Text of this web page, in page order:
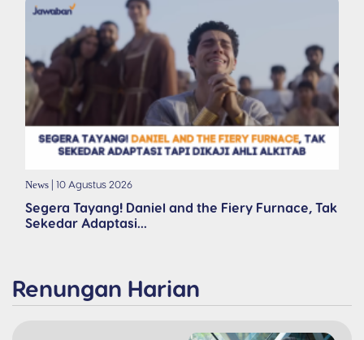
News | 10 Agustus 2026
Segera Tayang! Daniel and the Fiery Furnace, Tak
Sekedar Adaptasi...
Renungan Harian